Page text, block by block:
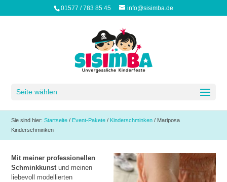
01577 / 783 85 45 info@sisimba.de
Seite wählen
Sie sind hier:Startseite / Event-Pakete / Kinderschminken / Mariposa
Kinderschminken
Mit meiner professionellen
Schminkkunstund meinen
liebevoll modellierten